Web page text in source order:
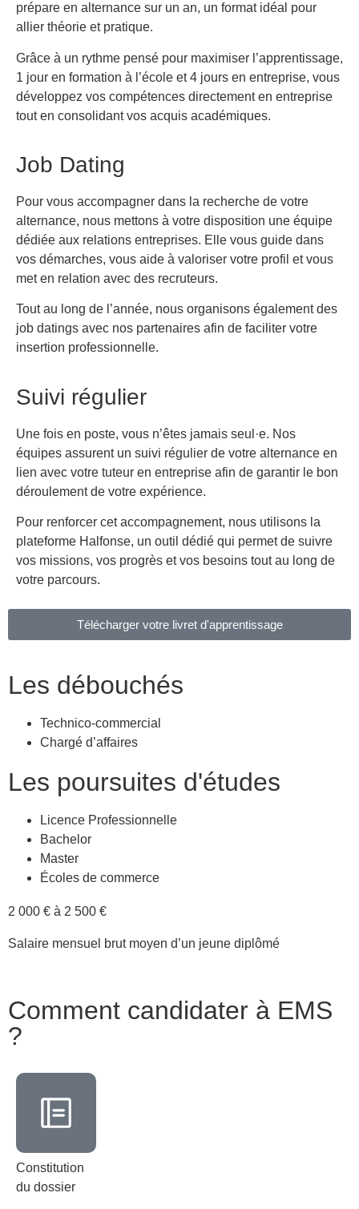
prépare en alternance sur un an, un format idéal pour
allier théorie et pratique.
Grâce à un rythme pensé pour maximiser l’apprentissage,
1 jour en formation à l’école et 4 jours en entreprise, vous
développez vos compétences directement en entreprise
tout en consolidant vos acquis académiques.
Job Dating
Pour vous accompagner dans la recherche de votre
alternance, nous mettons à votre disposition une équipe
dédiée aux relations entreprises. Elle vous guide dans
vos démarches, vous aide à valoriser votre profil et vous
met en relation avec des recruteurs.
Tout au long de l’année, nous organisons également des
job datings avec nos partenaires afin de faciliter votre
insertion professionnelle.
Suivi régulier
Une fois en poste, vous n’êtes jamais seul·e. Nos
équipes assurent un suivi régulier de votre alternance en
lien avec votre tuteur en entreprise afin de garantir le bon
déroulement de votre expérience.
Pour renforcer cet accompagnement, nous utilisons la
plateforme Halfonse, un outil dédié qui permet de suivre
vos missions, vos progrès et vos besoins tout au long de
votre parcours.
Télécharger votre livret d'apprentissage
Les débouchés
Technico-commercial
Chargé d’affaires
Les poursuites d'études
Licence Professionnelle
Bachelor
Master
Écoles de commerce
2 000 € à 2 500 €
Salaire mensuel brut moyen d’un jeune diplômé
Comment candidater à EMS
?
Constitution
du dossier